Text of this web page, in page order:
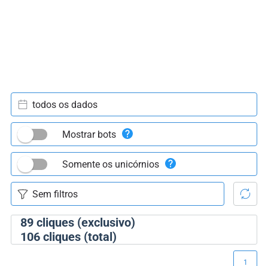
89cliques (exclusivo)
106cliques (total)
todos os dados
Mostrar bots
Somente os unicórnios
1